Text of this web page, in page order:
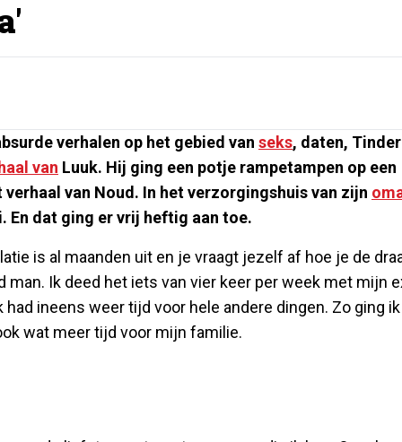
verhalen op het gebied van seks, daten,
van Luuk. Hij ging een potje rampetampen op een
van Noud. In het verzorgingshuis van zijn
En dat ging er vrij heftig aan toe.
is al maanden uit en je vraagt jezelf af hoe je de
Ik deed het iets van vier keer per week met mijn
ineens weer tijd voor hele andere dingen. Zo ging ik
wat meer tijd voor mijn familie.